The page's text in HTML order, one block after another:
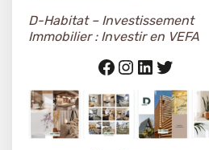
D-Habitat – Investissement
Immobilier : Investir en VEFA
Facebook
Instagram
LinkedIn
Twitter